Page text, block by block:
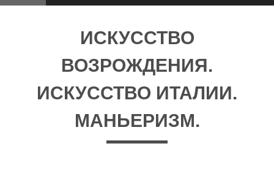
ИСКУССТВО
ВОЗРОЖДЕНИЯ.
ИСКУССТВО ИТАЛИИ.
МАНЬЕРИЗМ.